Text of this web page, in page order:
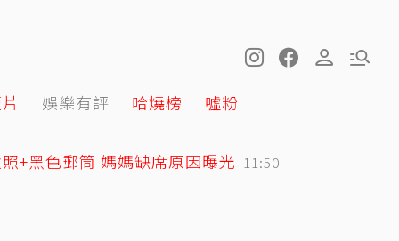
娛樂有評 哈燒榜 噓粉
+黑色郵筒 媽媽缺席原因曝光 11:50